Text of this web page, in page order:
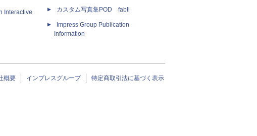
Interactive カスタム写真集POD fabli
Impress Group Publication
Information
概要 インプレスグループ 特定商取引法に基づく表示